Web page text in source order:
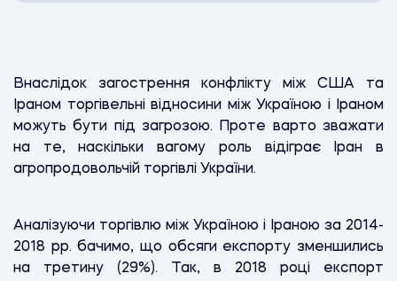
Внаслідок загострення конфлікту між США та
Іраном торгівельні відносини між Україною і Іраном
можуть бути під загрозою. Проте варто зважати
на те, наскільки вагому роль відіграє Іран в
агропродовольчій торгівлі України.
Аналізуючи торгівлю між Україною і Іраною за 2014-
2018 рр. бачимо, що обсяги експорту зменшились
на третину (29%). Так, в 2018 році експорт